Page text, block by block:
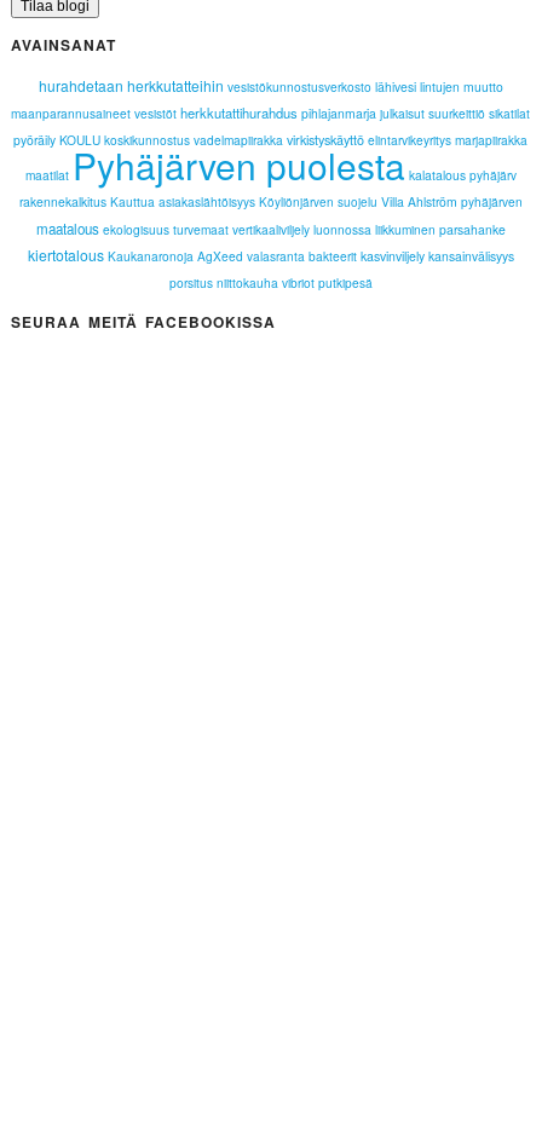
AVAINSANAT
hurahdetaan herkkutatteihin vesistökunnostusverkosto lähivesi lintujen muutto
maanparannusaineet vesistöt herkkutattihurahdus pihlajanmarja julkaisut suurkeittiö sikatilat
pyöräily KOULU koskikunnostus vadelmapiirakka virkistyskäyttö elintarvikeyritys marjapiirakka
maatilat Pyhäjärven puolesta kalatalous pyhäjärv
rakennekalkitus Kauttua asiakaslähtöisyys Köyliönjärven suojelu Villa Ahlström pyhäjärven
maatalous ekologisuus turvemaat vertikaaliviljely luonnossa liikkuminen parsahanke
kiertotalous Kaukanaronoja AgXeed valasranta bakteerit kasvinviljely kansainvälisyys
porsitus niittokauha vibriot putkipesä
SEURAA MEITÄ FACEBOOKISSA